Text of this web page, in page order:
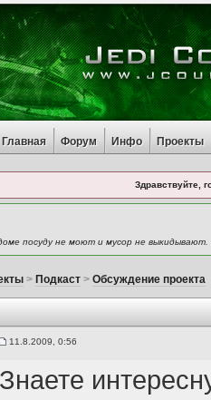
Главная Форум Инфо Проекты
Здравствуйте,
посуду не моют и мусор не
> Подкаст> Обсуждение проекта
11.8.2009, 0:56
Знаете